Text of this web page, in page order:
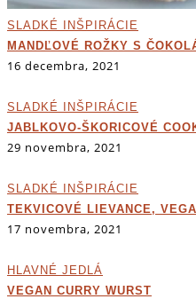
SLADKÉ INŠPIRÁCIE
MANDĽOVÉ ROŽKY S
16 decembra, 2021
SLADKÉ INŠPIRÁCIE
JABLKOVO-ŠKORICOVÉ
29 novembra, 2021
SLADKÉ INŠPIRÁCIE
TEKVICOVÉ LIEVANCE,
17 novembra, 2021
HLAVNÉ JEDLÁ
VEGAN CURRY WURST